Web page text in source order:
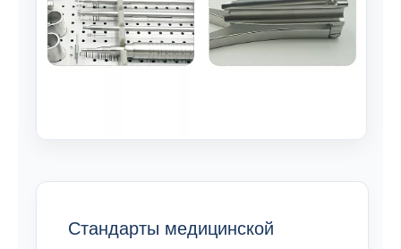
Стандарты медицинской